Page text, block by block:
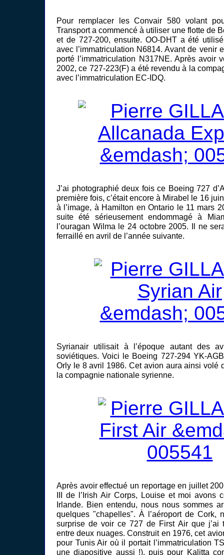
Pour remplacer les Convair 580 volant
Transport a commencé à utiliser une flotte de
et de 727-200, ensuite. OO-DHT a été
avec l’immatriculation N6814. Avant de venir
porté l’immatriculation N317NE. Après avoir
2002, ce 727-223(F) a été revendu à la
avec l’immatriculation EC-IDQ.
J’ai photographié deux fois ce Boeing 727
première fois, c’était encore à Mirabel le 16
à l’image, à Hamilton en Ontario le 11 mars
suite été sérieusement endommagé à
l’ouragan Wilma le 24 octobre 2005. Il ne
ferraillé en avril de l’année suivante.
Syrianair utilisait à l’époque autant des
soviétiques. Voici le Boeing 727-294 YK-
Orly le 8 avril 1986. Cet avion aura ainsi volé
la compagnie nationale syrienne.
Après avoir effectué un reportage en juillet
III de l’Irish Air Corps, Louise et moi avons
Irlande. Bien entendu, nous nous sommes
quelques "chapelles". À l’aéroport de Cork,
surprise de voir ce 727 de First Air que j’ai
entre deux nuages. Construit en 1976, cet
pour Tunis Air où il portait l’immatriculation
une diapositive aussi !), puis pour Kalitta